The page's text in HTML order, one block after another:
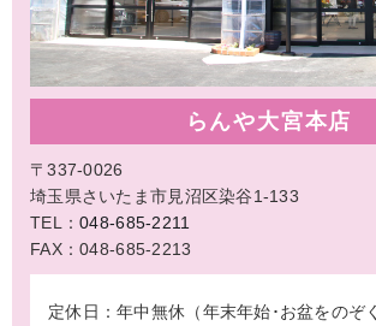
らんや大宮本店
〒337-0026
埼玉県さいたま市見沼区染谷1-133
TEL：048-685-2211
FAX：048-685-2213
定休日：年中無休（年末年始･お盆をのぞ